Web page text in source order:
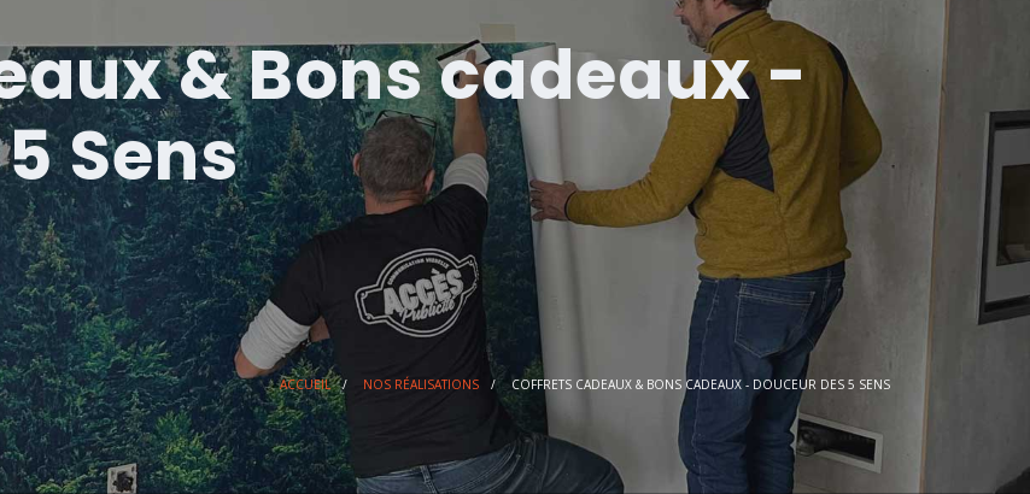
& Bons cadeaux -
Sens
ACCUEIL / NOS RÉALISATIONS / COFFRETS CADEAUX & BONS CADEAUX - DOUCEUR DES 5 SENS